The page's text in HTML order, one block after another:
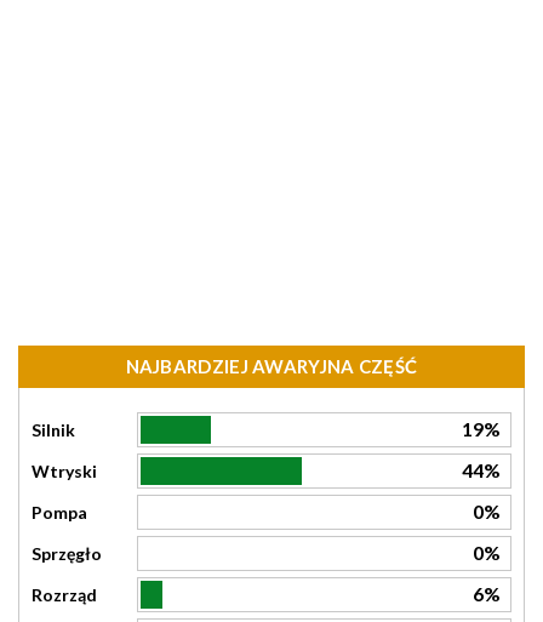
NAJBARDZIEJ AWARYJNA CZĘŚĆ
Silnik 19%
Wtryski 44%
Pompa 0%
Sprzęgło 0%
Rozrząd 6%